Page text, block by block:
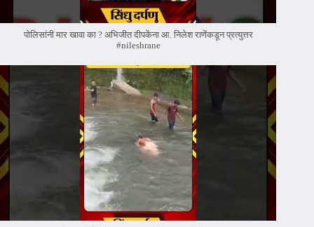
पोलिसांनी मार खावा का ? अभिजीत दीपकेंना आ. निलेश राणेंकडून प्रत्युत्तर
#nileshrane